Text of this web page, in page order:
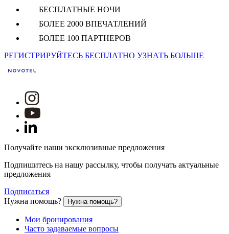
БЕСПЛАТНЫЕ НОЧИ
БОЛЕЕ 2000 ВПЕЧАТЛЕНИЙ
БОЛЕЕ 100 ПАРТНЕРОВ
РЕГИСТРИРУЙТЕСЬ БЕСПЛАТНО УЗНАТЬ БОЛЬШЕ
Получайте наши эксклюзивные предложения
Подпишитесь на нашу рассылку, чтобы получать актуальные
предложения
Подписаться
Нужна помощь?
Нужна помощь?
Мои бронирования
Часто задаваемые вопросы